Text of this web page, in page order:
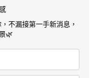
不漏接第一手新消息，
🌿